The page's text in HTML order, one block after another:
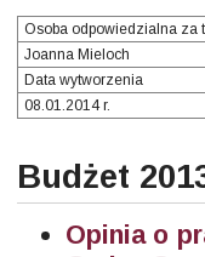
Osoba odpowiedzialna za
Joanna Mieloch
Data wytworzenia
08.01.2014 r.
Budżet
Opinia o